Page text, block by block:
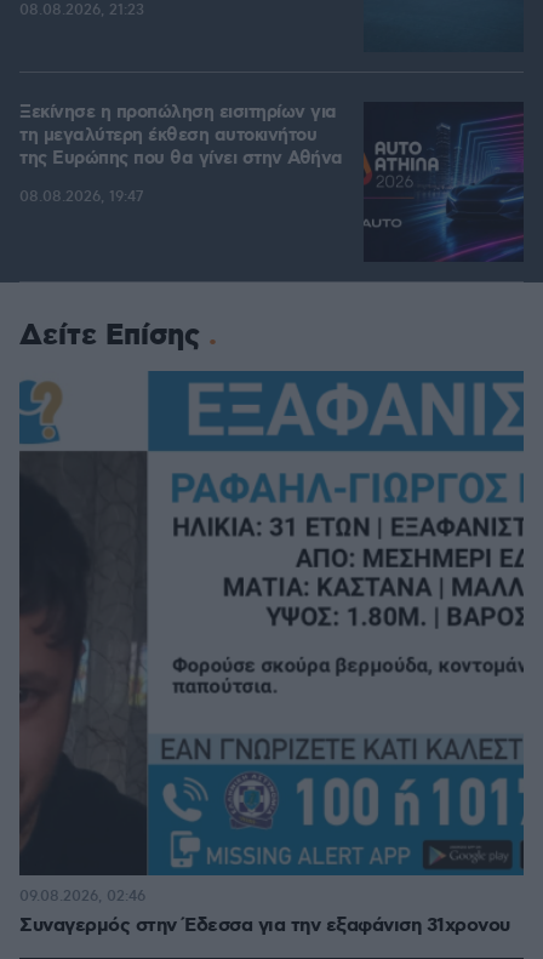
08.08.2026, 21:23
Ξεκίνησε η προπώληση εισιτηρίων για
τη μεγαλύτερη έκθεση αυτοκινήτου
της Ευρώπης που θα γίνει στην Αθήνα
08.08.2026, 19:47
Δείτε Επίσης
Συναγερμός στην Έδεσσα για την εξαφάνιση 31χρονου
09.08.2026, 02:46